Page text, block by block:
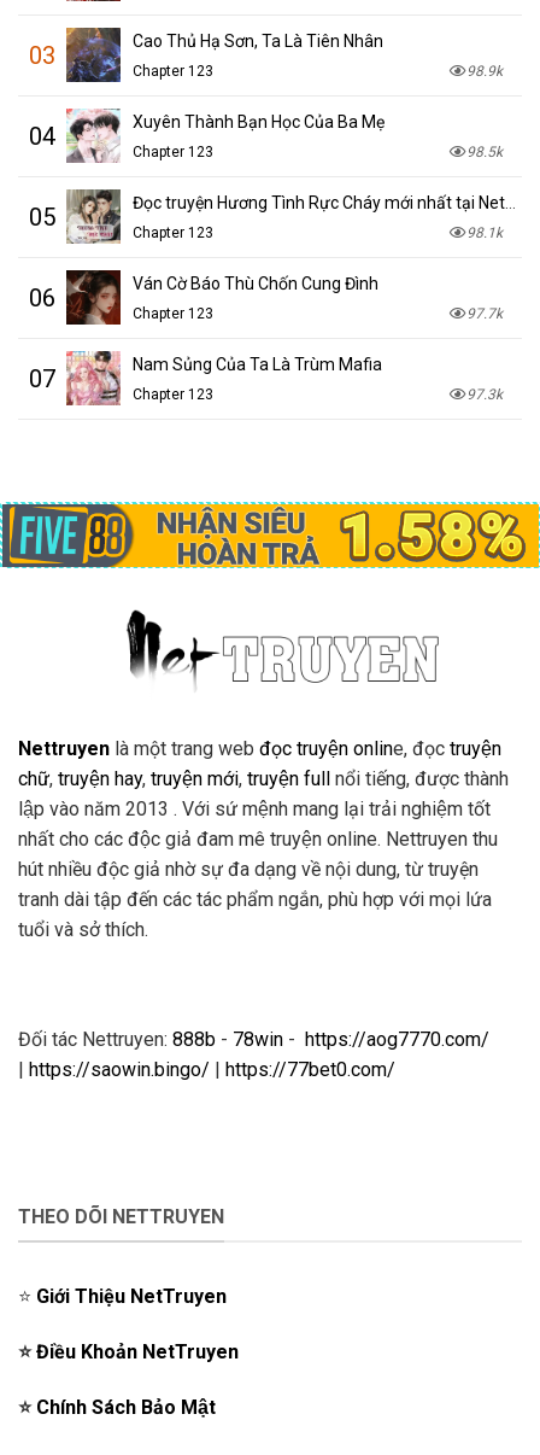
03 Cao Thủ Hạ Sơn, Ta Là Tiên Nhân
Chapter 123 98.9k
04 Xuyên Thành Bạn Học Của Ba Mẹ
Chapter 123 98.5k
05
Chapter 123 98.1k
06 Ván Cờ Báo Thù Chốn Cung Đình
Chapter 123 97.7k
07 Nam Sủng Của Ta Là Trùm Mafia
Chapter 123 97.3k
Nettruyen là một trang web đọc truyện online, đọc truyện
chữ, truyện hay, truyện mới, truyện full nổi tiếng, được thành
lập vào năm 2013 . Với sứ mệnh mang lại trải nghiệm tốt
nhất cho các độc giả đam mê truyện online. Nettruyen thu
hút nhiều độc giả nhờ sự đa dạng về nội dung, từ truyện
tranh dài tập đến các tác phẩm ngắn, phù hợp với mọi lứa
tuổi và sở thích.
Đối tác Nettruyen: 888b - 78win - https://aog7770.com/
https://saowin.bingo/ https://77bet0.com/
THEO DÕI NETTRUYEN
⭐️ Giới Thiệu NetTruyen
⭐️Điều Khoản NetTruyen
⭐️ Chính Sách Bảo Mật